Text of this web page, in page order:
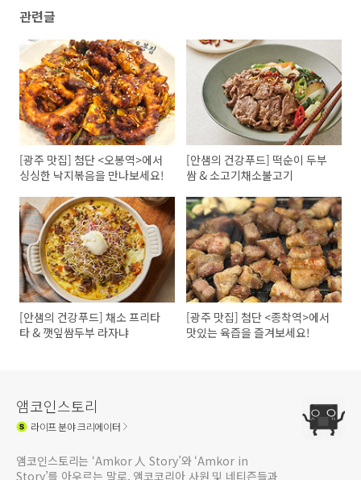
관련글
[광주 맛집] 첨단 <오봉역>에서
싱싱한 낙지볶음을 만나보세요!
[안샘의 건강푸드] 떡순이 두부
쌈 & 소고기채소불고기
[안샘의 건강푸드] 채소 프리타
타 & 깻잎쌈두부 라자냐
[광주 맛집] 첨단 <종착역>에서
맛있는 육즙을 즐겨보세요!
앰코인스토리
라이프분야 크리에이터
앰코인스토리는 ‘Amkor 人 Story’와 ‘Amkor in
Story’를 아우르는 말로, 앰코코리아 사원 및 네티즌들과